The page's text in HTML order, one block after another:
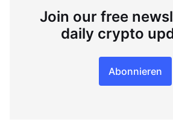
Join our free
daily crypto
Abonnieren